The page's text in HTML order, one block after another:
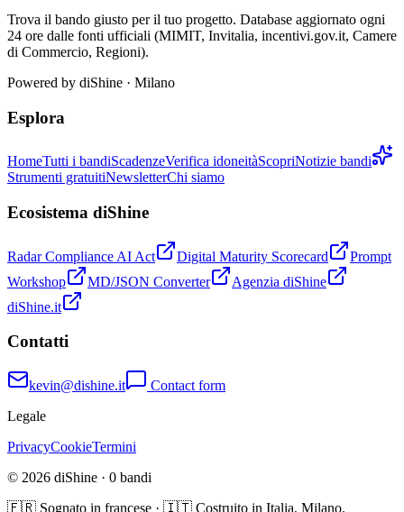
Trova il bando giusto per il tuo progetto. Database aggiornato ogni
24 ore dalle fonti ufficiali (MIMIT, Invitalia, incentivi.gov.it, Camere
di Commercio, Regioni).
Powered by diShine · Milano
Esplora
HomeTutti i bandiScadenzeVerifica idoneitàScopriNotizie bandi
Strumenti gratuitiNewsletterChi siamo
Ecosistema diShine
Radar Compliance AI Act Digital Maturity Scorecard
Prompt
Workshop
MD/JSON Converter
Agenzia diShine
diShine.it
Contatti
kevin@dishine.it
Contact form
Legale
PrivacyCookieTermini
© 2026 diShine · 0 bandi
🇫🇷 Sognato in francese · 🇮🇹 Costruito in Italia, Milano.